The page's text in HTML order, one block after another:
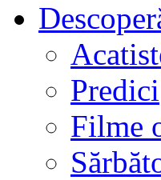
Predici
Filme